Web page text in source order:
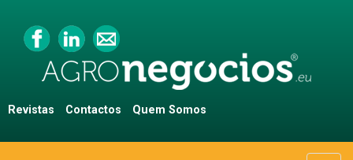
Revistas Contactos Quem Somos